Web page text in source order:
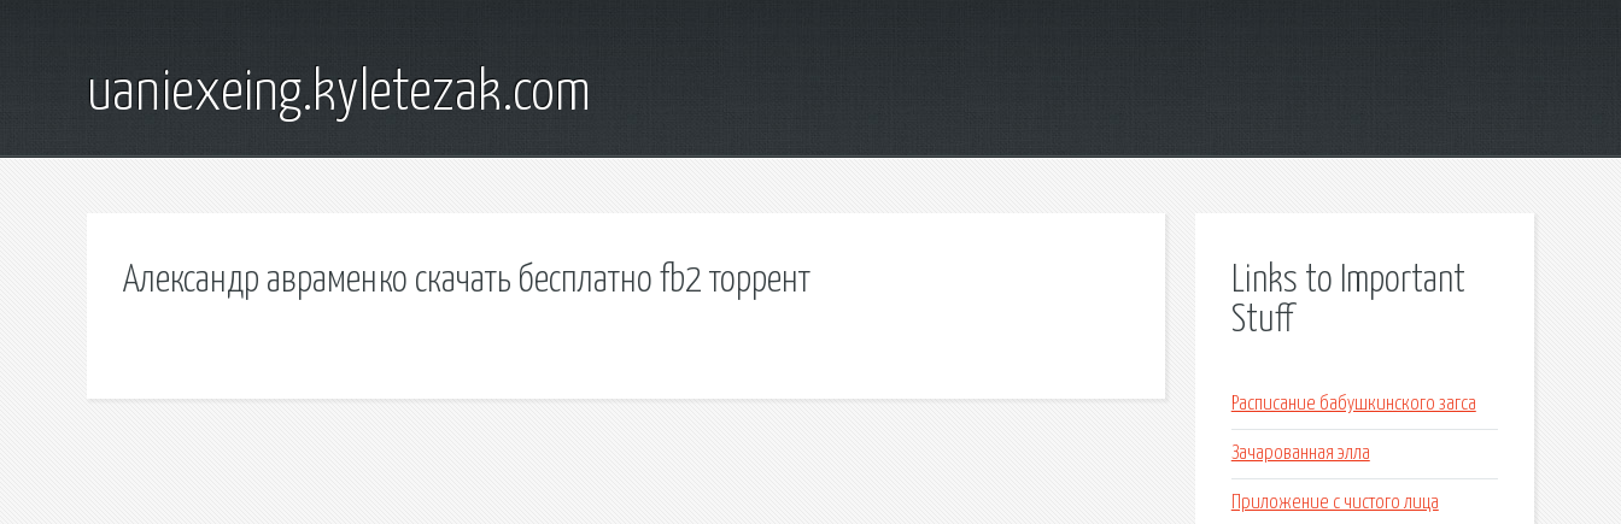
uaniexeing.kyletezak.com
Александр авраменко скачать бесплатно fb2 торрент
Links to Important
Stuff
Расписание бабушкинского загса
Зачарованная элла
Приложение с чистого лица